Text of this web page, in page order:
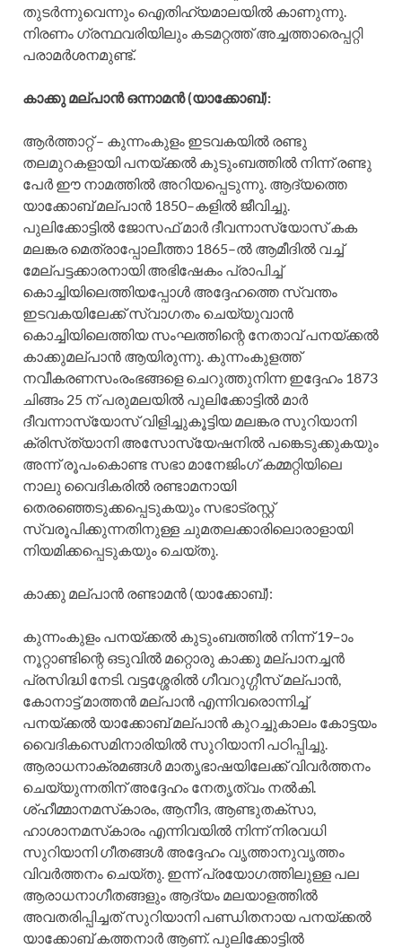
തുടര്‍ന്നുവെന്നും ഐതിഹ്യമാലയില്‍ കാണുന്നു.
നിരണം ഗ്രന്ഥവരിയിലും കടമറ്റത്ത്‌ അച്ചത്താരെപ്പറ്റി
പരാമര്‍ശനമുണ്ട്‌.
കാക്കു മല്‌പാന്‍ ഒന്നാമന്‍ (യാക്കോബ്‌):
ആര്‍ത്താറ്റ്‌ – കുന്നംകുളം ഇടവകയില്‍ രണ്ടു
തലമുറകളായി പനയ്ക്കല്‍ കുടുംബത്തില്‍ നിന്ന്‌ രണ്ടു
പേര്‍ ഈ നാമത്തില്‍ അറിയപ്പെടുന്നു. ആദ്യത്തെ
യാക്കോബ്‌ മല്‌പാന്‍ 1850–കളില്‍ ജീവിച്ചു.
പുലിക്കോട്ടില്‍ ജോസഫ്‌ മാര്‍ ദീവന്നാസ്യോസ്‌ കക
മലങ്കര മെത്രാപ്പോലീത്താ 1865–ല്‍ ആമീദില്‍ വച്ച്‌
മേല്‌പട്ടക്കാരനായി അഭിഷേകം പ്രാപിച്ച്‌
കൊച്ചിയിലെത്തിയപ്പോള്‍ അദ്ദേഹത്തെ സ്വന്തം
ഇടവകയിലേക്ക്‌ സ്വാഗതം ചെയ്യുവാന്‍
കൊച്ചിയിലെത്തിയ സംഘത്തിന്റെ നേതാവ്‌ പനയ്ക്കല്‍
കാക്കുമല്‌പാന്‍ ആയിരുന്നു. കുന്നംകുളത്ത്‌
നവീകരണസംരംഭങ്ങളെ ചെറുത്തുനിന്ന ഇദ്ദേഹം 1873
ചിങ്ങം 25 ന്‌ പരുമലയില്‍ പുലിക്കോട്ടില്‍ മാര്‍
ദീവന്നാസ്യോസ്‌ വിളിച്ചുകൂട്ടിയ മലങ്കര സുറിയാനി
ക്രിസ്‌ത്യാനി അസോസ്യേഷനില്‍ പങ്കെടുക്കുകയും
അന്ന്‌ രൂപംകൊണ്ട സഭാ മാനേജിംഗ്‌ കമ്മറ്റിയിലെ
നാലു വൈദികരില്‍ രണ്ടാമനായി
തെരഞ്ഞെടുക്കപ്പെടുകയും സഭാട്രസ്റ്റ്‌
സ്വരൂപിക്കുന്നതിനുള്ള ചുമതലക്കാരിലൊരാളായി
നിയമിക്കപ്പെടുകയും ചെയ്‌തു.
കാക്കു മല്‌പാന്‍ രണ്ടാമന്‍ (യാക്കോബ്‌):
കുന്നംകുളം പനയ്ക്കല്‍ കുടുംബത്തില്‍ നിന്ന്‌ 19–ാം
നൂറ്റാണ്ടിന്റെ ഒടുവില്‍ മറ്റൊരു കാക്കു മല്‌പാനച്ചന്‍
പ്രസിദ്ധി നേടി. വട്ടശ്ശേരില്‍ ഗീവറുഗ്ഗീസ്‌ മല്‌പാന്‍,
കോനാട്ട്‌ മാത്തന്‍ മല്‌പാന്‍ എന്നിവരൊന്നിച്ച്‌
പനയ്ക്കല്‍ യാക്കോബ്‌ മല്‌പാന്‍ കുറച്ചുകാലം കോട്ടയം
വൈദികസെമിനാരിയില്‍ സുറിയാനി പഠിപ്പിച്ചു.
ആരാധനാക്രമങ്ങള്‍ മാതൃഭാഷയിലേക്ക്‌ വിവര്‍ത്തനം
ചെയ്യുന്നതിന്‌ അദ്ദേഹം നേതൃത്വം നല്‍കി.
ശ്‌ഹീമ്മാനമസ്‌കാരം, ആനീദ, ആണ്ടുതക്‌സാ,
ഹാശാനമസ്‌കാരം എന്നിവയില്‍ നിന്ന്‌ നിരവധി
സുറിയാനി ഗീതങ്ങള്‍ അദ്ദേഹം വൃത്താനുവൃത്തം
വിവര്‍ത്തനം ചെയ്‌തു. ഇന്ന്‌ പ്രയോഗത്തിലുള്ള പല
ആരാധനാഗീതങ്ങളും ആദ്യം മലയാളത്തില്‍
അവതരിപ്പിച്ചത്‌ സുറിയാനി പണ്ഡിതനായ പനയ്ക്കല്‍
യാക്കോബ്‌ കത്തനാര്‍ ആണ്‌. പുലിക്കോട്ടില്‍